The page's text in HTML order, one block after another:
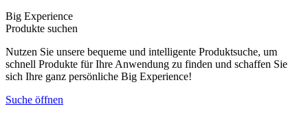
Big Experience
Produkte suchen
Nutzen Sie unsere bequeme und intelligente Produktsuche, um
schnell Produkte für Ihre Anwendung zu finden und schaffen Sie
sich Ihre ganz persönliche Big Experience!
Suche öffnen